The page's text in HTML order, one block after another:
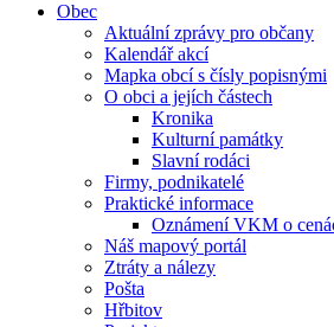
Obec
Aktuální zprávy pro občany
Kalendář akcí
Mapka obcí s čísly popisnými
O obci a jejích částech
Kronika
Kulturní památky
Slavní rodáci
Firmy, podnikatelé
Praktické informace
Oznámení VKM o
Náš mapový portál
Ztráty a nálezy
Pošta
Hřbitov